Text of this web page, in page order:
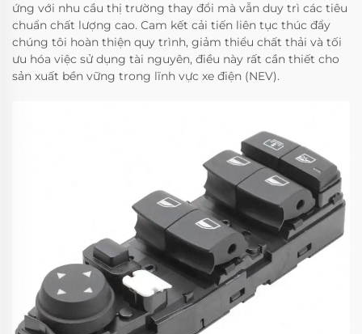
ứng với nhu cầu thị trường thay đổi mà vẫn duy trì các tiêu
chuẩn chất lượng cao. Cam kết cải tiến liên tục thúc đẩy
chúng tôi hoàn thiện quy trình, giảm thiểu chất thải và tối
ưu hóa việc sử dụng tài nguyên, điều này rất cần thiết cho
sản xuất bền vững trong lĩnh vực xe điện (NEV).